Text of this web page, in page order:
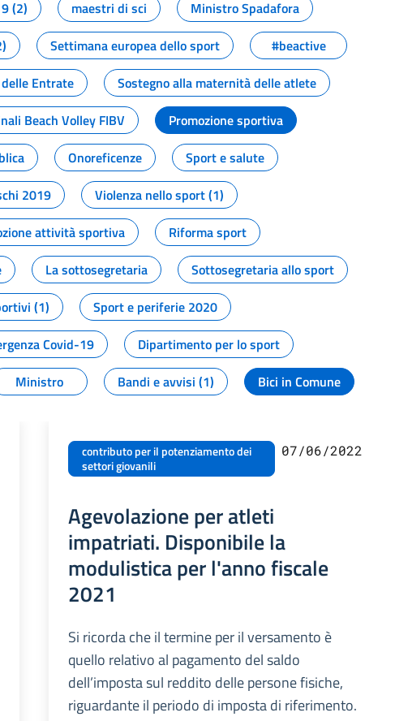
(2) maestri di sci
Ministro Spadafora
Settimana europea dello sport
#beactive
Entrate
Sostegno alla maternità delle atlete
Beach Volley FIBV
Promozione sportiva
Onoreficenze
Sport e salute
2019
Violenza nello sport (1)
attività sportiva
Riforma sport
La sottosegretaria
Sottosegretaria allo sport
(1)
Sport e periferie 2020
Covid-19
Dipartimento per lo sport
Ministro Bandi e avvisi (1) Bici in Comune
contributo per il potenziamento dei
settori giovanili
07/06/2022
Agevolazione per atleti
impatriati. Disponibile la
modulistica per l'anno fiscale
2021
Si ricorda che il termine per il versamento è
quello relativo al pagamento del saldo
dell’imposta sul reddito delle persone fisiche,
riguardante il periodo di imposta di riferimento.